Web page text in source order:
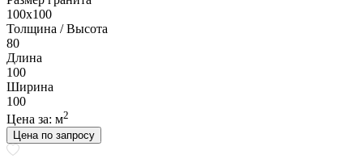
100х100
Толщина / Высота
80
Длина
100
Ширина
100
Цена за: м2
Цена по запросу